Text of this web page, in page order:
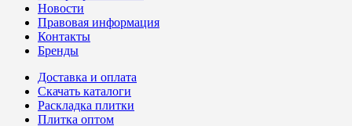
Новости
Правовая информация
Контакты
Бренды
Доставка и оплата
Скачать каталоги
Раскладка плитки
Плитка оптом